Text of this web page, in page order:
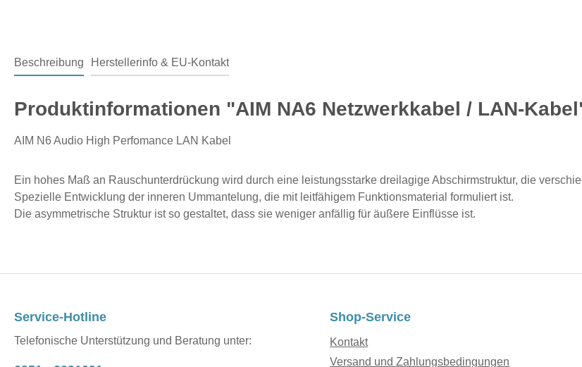
Beschreibung Herstellerinfo & EU-Kontakt
Produktinformationen "AIM NA6 Netzwerkkabel / LAN-
AIM N6 Audio High Perfomance LAN Kabel
Ein hohes Maß an Rauschunterdrückung wird durch eine leistungsstarke dreilagige Abschirmstruktur, die
Spezielle Entwicklung der inneren Ummantelung, die mit leitfähigem Funktionsmaterial formuliert ist.
Die asymmetrische Struktur ist so gestaltet, dass sie weniger anfällig für äußere Einflüsse ist.
Service-Hotline
Telefonische Unterstützung und Beratung unter:
Shop-Service
Kontakt
Versand und Zahlungsbedingungen